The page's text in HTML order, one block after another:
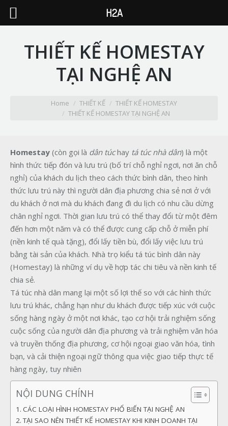
THIẾT KẾ HOMESTAY
TẠI NGHỆ AN
Home THIẾT KẾ
THIẾT KẾ HOMESTAY
THIẾT KẾ HOMESTAY TẠI NGHỆ AN
Homestay (còn gọi là dân túchay tá túc nhà dân) là một
hình thức tiếp đón và lưu trú (bố trí chỗ nghỉ ngơi, nơi ăn chỗ
nghỉ) của khách du lịch theo cách thức bình dân, theo hình
thức lưu trú này thì người dân địa phương chia sẻ nơi ở với
du khách ở nơi mà du khách đang đi du lịch có nhu cầu dừng
chân nghỉ ngơi. Thời gian lưu trú có thể thay đổi từ một đêm
đến hơn một năm và có thể được cung cấp chỗ ở miễn phí
(nền kinh tế quà tặng), đổi lấy tiền bù, đổi lấy việc lưu trú
bằng tài sản của khách. Nhà trọ kiểu tá túc bình dân này
(Homestay) là những ví dụ về hợp tác chi tiêu và nền kinh tế
chia sẻ.
Tá túc nhà dân mang lại một số lợi thế so với các hình thức
lưu trú khác, chẳng hạn như du khách được tiếp xúc với cuộc
sống hàng ngày ở một nơi khác, tạo cơ hội trải nghiệm sống
cuộc sống của người dân địa phương và trải nghiệm văn hóa
và truyền thống địa phương, cơ hội ngoại giao văn hóa, tình
bạn, và cải thiện ngoại ngữ thông qua việc giao tiếp thực tế
hàng ngày, tuy nhiên
NỘI DUNG CHÍNH
CÁC LOẠI HÌNH HOMESTAY PHỔ BIẾN TẠI NGHỆ AN
TẠI SAO NÊN THIẾT KẾ HOMESTAY KHI KINH DOANH TẠI
H2A